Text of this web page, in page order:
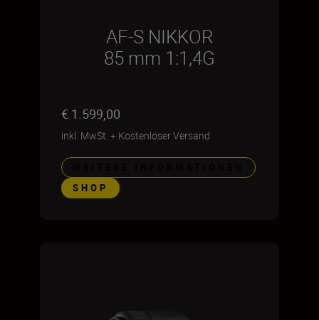
AF-S NIKKOR
85 mm 1:1,4G
€ 1.599,00
inkl. MwSt. + Kostenloser Versand
SHOP